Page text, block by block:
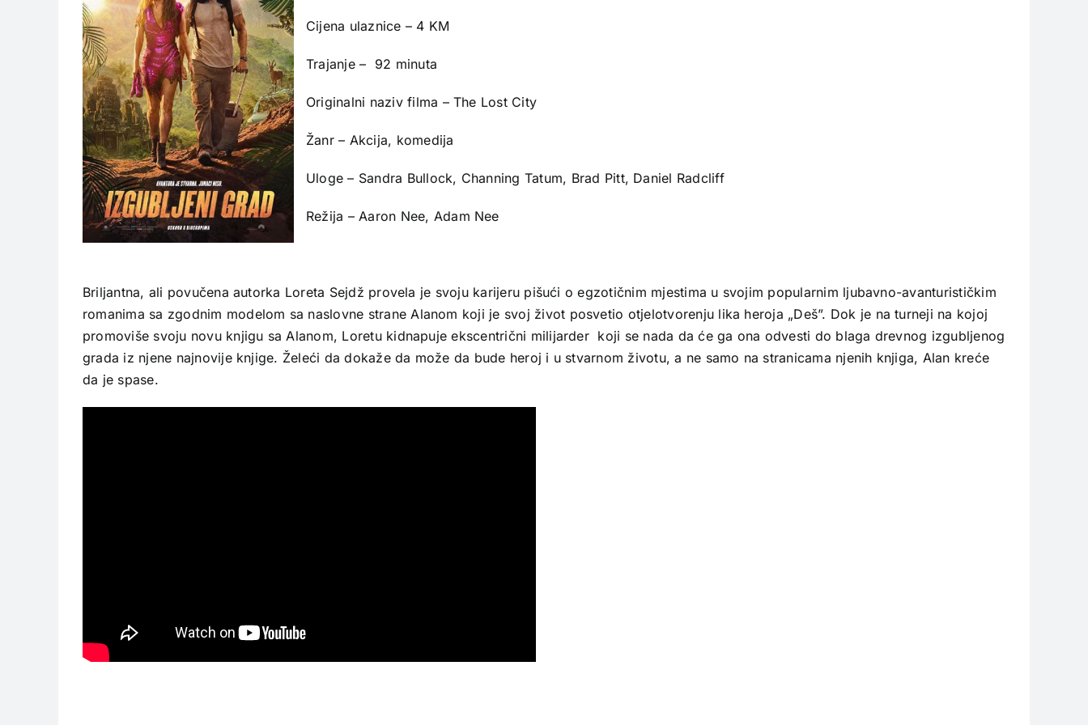
Cijena ulaznice – 4 KM
Trajanje – 92 minuta
Originalni naziv filma – The Lost City
Žanr – Akcija, komedija
Uloge – Sandra Bullock, Channing Tatum, Brad Pitt, Daniel Radcliff
Režija – Aaron Nee, Adam Nee
Briljantna, ali povučena autorka Loreta Sejdž provela je svoju karijeru pišući o egzotičnim mjestima u svojim popularnim ljubavno-avanturističkim
romanima sa zgodnim modelom sa naslovne strane Alanom koji je svoj život posvetio otjelotvorenju lika heroja „Deš”. Dok je na turneji na kojoj
promoviše svoju novu knjigu sa Alanom, Loretu kidnapuje ekscentrični milijarder koji se nada da će ga ona odvesti do blaga drevnog izgubljenog
grada iz njene najnovije knjige. Želeći da dokaže da može da bude heroj i u stvarnom životu, a ne samo na stranicama njenih knjiga, Alan kreće
da je spase.